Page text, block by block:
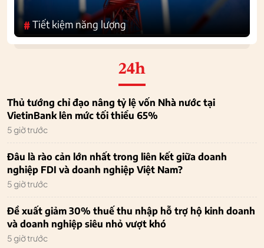
#Tiết kiệm năng lượng
24h
Thủ tướng chỉ đạo nâng tỷ lệ vốn Nhà nước tại
VietinBank lên mức tối thiểu 65%
5 giờ trước
Đâu là rào cản lớn nhất trong liên kết giữa doanh
nghiệp FDI và doanh nghiệp Việt Nam?
5 giờ trước
Đề xuất giảm 30% thuế thu nhập hỗ trợ hộ kinh doanh
và doanh nghiệp siêu nhỏ vượt khó
5 giờ trước